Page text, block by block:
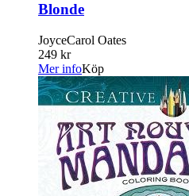
Blonde
JoyceCarol Oates
249 kr
Mer infoKöp